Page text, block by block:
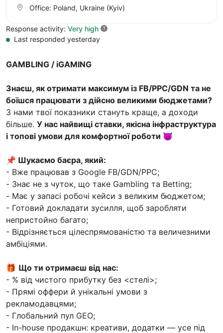
GAMBLING / iGAMING
Знаєш, як отримати максимум із FB/PPC/GDN та не
боїшся працювати з дійсно великими бюджетами?
З нами твої показники стануть краще, а доходи
більше. У нас найвищі ставки, якісна інфраструктура
і топові умови для комфортної роботи 😈
📌 Шукаємо баєра, який:
- Вже працював з Google FB/GDN/PPC;
- Знає не з чуток, що таке Gambling та Betting;
- Має у запасі робочі кейси з великим бюджетом;
- Готовий докладати зусилля, щоб заробляти
непристойно багато;
- Відрізняється цілеспрямованістю та величезними
амбіціями.
🎁 Що ти отримаєш від нас:
- % від чистого прибутку без <стелі>;
- Прямі оффери й унікальні умови з
рекламодавцями;
- Глобальний пул GEO;
- In-house продакшн: креативи, додатки — усе під
Office: Poland, Ukraine (Kyiv)
Response activity: Very high
Last responded yesterday